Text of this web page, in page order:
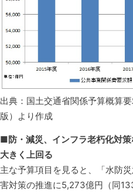
出典：国土交通省関係予算概算
版）より作成
■防・減災、インフラ老朽化対
大きく上回る
主な予算項目を見ると、「水防
害対策の推進に5,273億円（同